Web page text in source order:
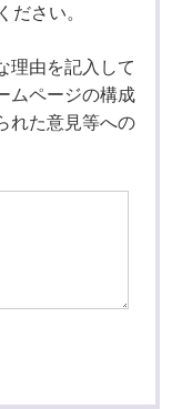
ださい。
理由を記入して
ムページの構成
れた意見等への